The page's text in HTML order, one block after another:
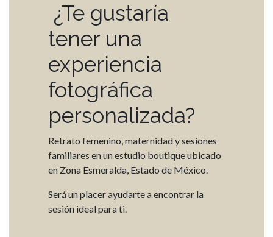
¿Te gustaría
tener una
experiencia
fotográfica
personalizada?
Retrato femenino, maternidad y sesiones
familiares en un estudio boutique ubicado
en Zona Esmeralda, Estado de México.
Será un placer ayudarte a encontrar la
sesión ideal para ti.